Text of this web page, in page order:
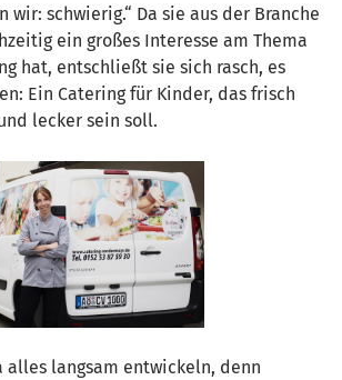
wir: schwierig.“ Da sie aus der Branche
ein großes Interesse am Thema
hat, entschließt sie sich rasch, es
Ein Catering für Kinder, das frisch
lecker sein soll.
alles langsam entwickeln, denn